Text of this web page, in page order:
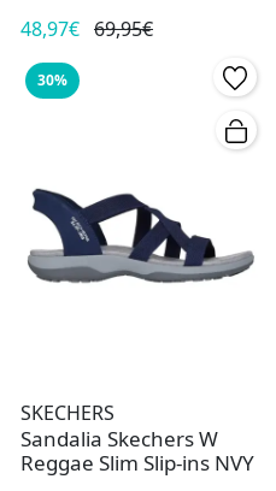
48,97€ 69,95€
30%
SKECHERS
Sandalia Skechers W
Reggae Slim Slip-ins NVY